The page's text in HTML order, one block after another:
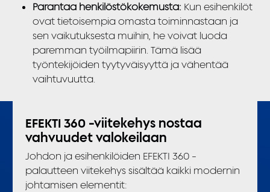
Parantaa henkilöstökokemusta: Kun esihenkilöt
ovat tietoisempia omasta toiminnastaan ja
sen vaikutuksesta muihin, he voivat luoda
paremman työilmapiirin. Tämä lisää
työntekijöiden tyytyväisyyttä ja vähentää
vaihtuvuutta.
EFEKTI 360 -viitekehys nostaa
vahvuudet valokeilaan
Johdon ja esihenkilöiden EFEKTI 360 -
palautteen viitekehys sisältää kaikki modernin
johtamisen elementit: